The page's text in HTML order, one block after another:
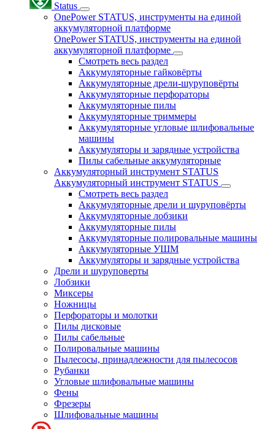
Status
OnePower STATUS, инструменты на единой
аккумуляторной платформе
OnePower STATUS, инструменты на единой
аккумуляторной платформе
Смотреть весь раздел
Аккумуляторные гайковёрты
Аккумуляторные дрели-шуруповёрты
Аккумуляторные перфораторы
Аккумуляторные пилы
Аккумуляторные триммеры
Аккумуляторные угловые шлифовальные
машины
Аккумуляторы и зарядные устройства
Пилы сабельные аккумуляторные
Аккумуляторный инструмент STATUS
Аккумуляторный инструмент STATUS
Смотреть весь раздел
Аккумуляторные дрели и шуруповёрты
Аккумуляторные лобзики
Аккумуляторные пилы
Аккумуляторные полировальные машины
Аккумуляторные УШМ
Аккумуляторы и зарядные устройства
Дрели и шуруповерты
Лобзики
Миксеры
Ножницы
Перфораторы и молотки
Пилы дисковые
Пилы сабельные
Полировальные машины
Пылесосы, принадлежности для пылесосов
Рубанки
Угловые шлифовальные машины
Фены
Фрезеры
Шлифовальные машины